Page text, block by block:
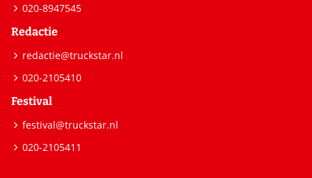
020-8947545
Redactie
redactie@truckstar.nl
020-2105410
Festival
festival@truckstar.nl
020-2105411